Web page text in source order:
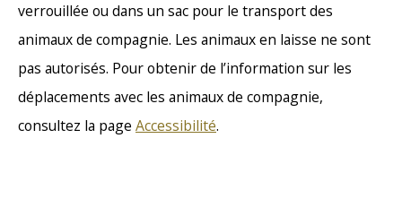
verrouillée ou dans un sac pour le transport des
animaux de compagnie. Les animaux en laisse ne sont
pas autorisés. Pour obtenir de l’information sur les
déplacements avec les animaux de compagnie,
consultez la page Accessibilité.